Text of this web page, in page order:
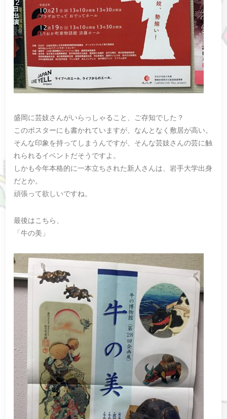
盛岡に芸妓さんがいらっしゃること、ご存知でした？
このポスターにも書かれていますが、なんとなく敷居が高い。
そんな印象を持ってしまうんですが、そんな芸妓さんの芸に触
れられるイベントだそうですよ。
しかも今年本格的に一本立ちされた新人さんは、岩手大学出身
だとか。
頑張って欲しいですね。
最後はこちら、
「牛の美」